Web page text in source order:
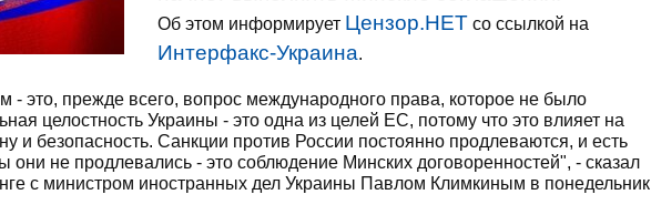
Об этом информирует Цензор.НЕТ со ссылкой на
Интерфакс-Украина.
- это, прежде всего, вопрос международного права, которое не было
целостность Украины - это одна из целей ЕС, потому что это влияет на
и безопасность. Санкции против России постоянно продлеваются, и есть
они не продлевались - это соблюдение Минских договоренностей", - сказал
с министром иностранных дел Украины Павлом Климкиным в понедельник